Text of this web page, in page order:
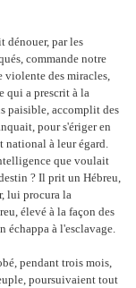
par les
commande notre
violente des miracles,
qui a prescrit à la
paisible, accomplit des
pour s'ériger en
national à leur égard.
que voulait
? Il prit un Hébreu,
lui procura la
élevé à la façon des
échappa à l'esclavage.
pendant trois mois,
poursuivaient tout